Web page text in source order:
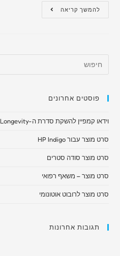
להמשך קריאה
פוסטים אחרונים
וידאו קמפיין להשקת סדרת ה-Longevity של TopGum
סרט מוצר עבור HP Indigo
סרט מוצר סודה סטרים
סרט מוצר – משאף רפואי​
סרט מוצר לרובוט אוטונומי
תגובות אחרונות